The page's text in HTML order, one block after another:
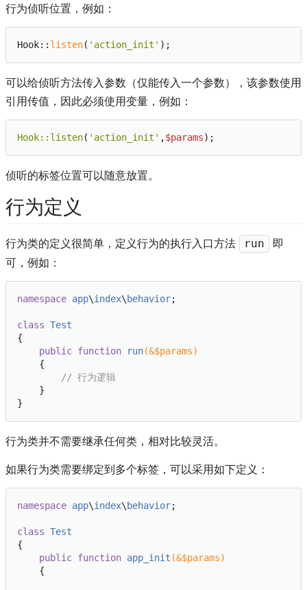
行为侦听位置，例如：
Hook:: listen( 'action_init'
可以给侦听方法传入参数（仅能传入一个参数），该参数使用
引用传值，因此必须使用变量，例如：
Hook: :listen( 'action_init' ,$params
侦听的标签位置可以随意放置。
行为定义
行为类的定义很简单，定义行为的执行入口方法 run
即
可，例如：
namespace app\index\ behavior;
class Test
{
public function run(&$params)
{
// 行为逻辑
    }
行为类并不需要继承任何类，相对比较灵活。
如果行为类需要绑定到多个标签，可以采用如下定义：
namespace app\index\ behavior;
class Test
{
public function app_init (&$params)
{